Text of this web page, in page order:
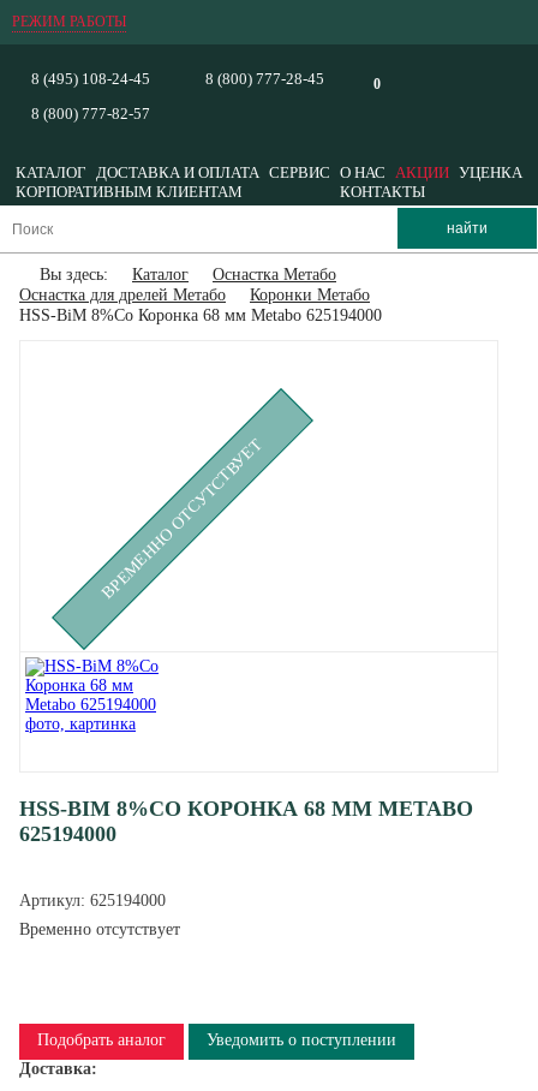
РЕЖИМ РАБОТЫ
0
8 (495) 108-24-45
8 (800) 777-82-57
8 (800) 777-28-45
КАТАЛОГ ДОСТАВКА И ОПЛАТА СЕРВИС О НАС АКЦИИ УЦЕНКА
КОРПОРАТИВНЫМ КЛИЕНТАМ
КОНТАКТЫ
Вы здесь: Каталог
Оснастка Метабо
Оснастка для дрелей Метабо
Коронки Метабо
HSS-BiM 8%Co Коронка 68 мм Metabo 625194000
ВРЕМЕННО ОТСУТСТВУЕТ
HSS-BIM 8%CO КОРОНКА 68 ММ METABO
625194000
Артикул: 625194000
Временно отсутствует
Подобрать аналог
Уведомить о поступлении
Доставка: